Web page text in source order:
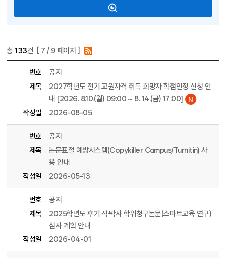
총133건 [ 7 / 9 페이지 ]
번호
공지
제목
2027학년도 전기 교원자격 취득 희망자 학점인정 신청 안
내 [2026. 8.10.(월) 09:00 ~ 8. 14.(금) 17:00]
작성일
2026-08-05
번호
공지
제목
논문표절 예방시스템(Copykiller Campus/Turnitin) 사
용 안내
작성일
2026-05-13
번호
공지
제목
2025학년도 후기 석·박사 학위청구논문(스마트교육 연구)
심사 계획 안내
작성일
2026-04-01